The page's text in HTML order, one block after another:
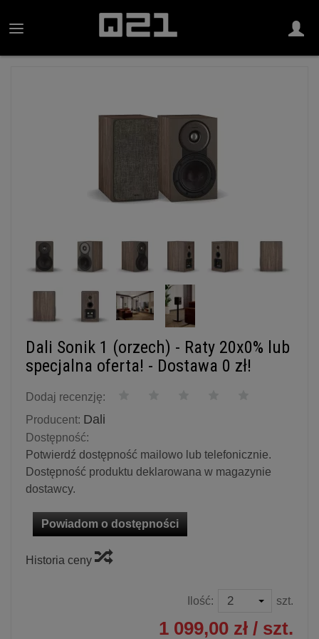
Dali Sonik 1 (orzech) - Raty 20x0% lub
specjalna oferta! - Dostawa 0 zł!
Dodaj recenzję:
Producent: Dali
Dostępność:
Potwierdź dostępność mailowo lub telefonicznie.
Dostępność produktu deklarowana w magazynie
dostawcy.
Powiadom o dostępności
Historia ceny
Ilość: szt.
1 099,00 zł / szt.